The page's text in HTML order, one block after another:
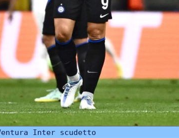
Inter scudetto